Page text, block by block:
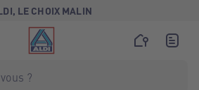
LE CHOIX MALIN